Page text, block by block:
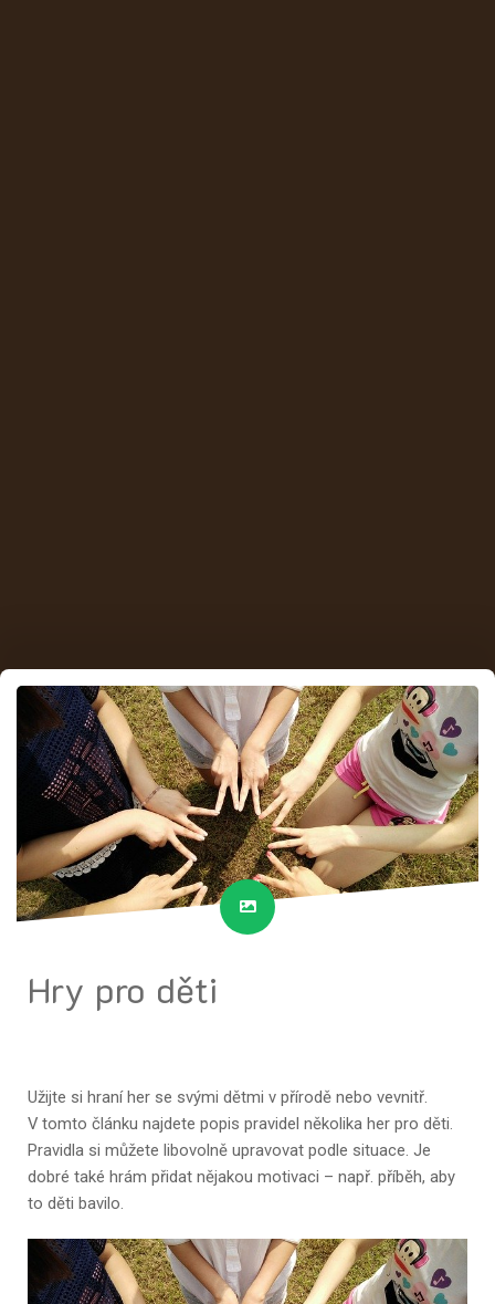
Hry pro děti
Užijte si hraní her se svými dětmi v přírodě nebo vevnitř.
V tomto článku najdete popis pravidel několika her pro děti.
Pravidla si můžete libovolně upravovat podle situace. Je
dobré také hrám přidat nějakou motivaci – např. příběh, aby
to děti bavilo.